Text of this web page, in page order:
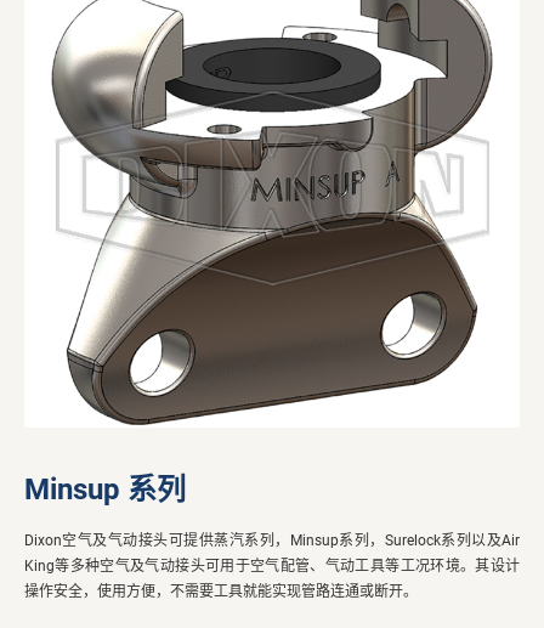
Minsup 系列
Dixon空气及气动接头可提供蒸汽系列，Minsup系列，Surelock系列以及Air
King等多种空气及气动接头可用于空气配管、气动工具等工况环境。其设计
操作安全，使用方便，不需要工具就能实现管路连通或断开。